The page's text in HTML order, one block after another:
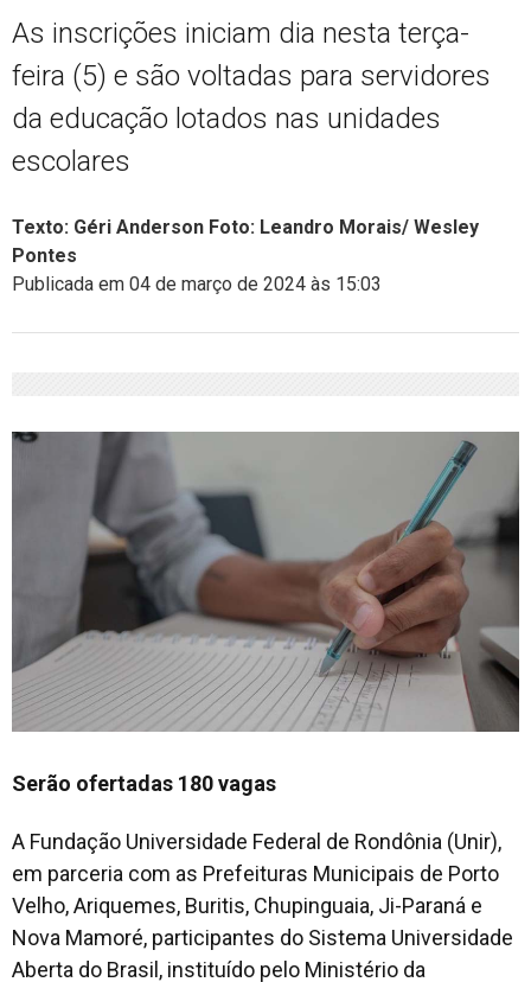
As inscrições iniciam dia nesta terça-
feira (5) e são voltadas para servidores
da educação lotados nas unidades
escolares
Texto: Géri Anderson Foto: Leandro Morais/ Wesley
Pontes
Publicada em 04 de março de 2024 às 15:03
Serão ofertadas 180 vagas
A Fundação Universidade Federal de Rondônia (Unir),
em parceria com as Prefeituras Municipais de Porto
Velho, Ariquemes, Buritis, Chupinguaia, Ji-Paraná e
Nova Mamoré, participantes do Sistema Universidade
Aberta do Brasil, instituído pelo Ministério da